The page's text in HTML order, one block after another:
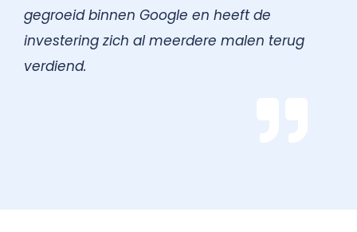
gegroeid binnen Google en heeft de
investering zich al meerdere malen terug
verdiend.